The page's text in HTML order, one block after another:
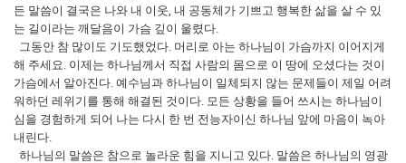
든 말씀이 결국은 나와 내 이웃, 내 공동체가 기쁘고 행복한 삶을 살 수 있
는 길이라는 깨달음이 가슴 깊이 울렸다.
그동안 참 많이도 기도했었다. 머리로 아는 하나님이 가슴까지 이어지게
해 주세요. 이제는 하나님께서 직접 사람의 몸으로 이 땅에 오셨다는 것이
가슴에서 알아진다. 예수님과 하나님이 일체되지 않는 문제들이 제일 어려
워하던 레위기를 통해 해결된 것이다. 모든 상황을 들어 쓰시는 하나님이
심을 경험하게 되어 나는 다시 한 번 전능자이신 하나님 앞에 마음이 녹아
내린다.
하나님의 말씀은 참으로 놀라운 힘을 지니고 있다. 말씀은 하나님의 영광